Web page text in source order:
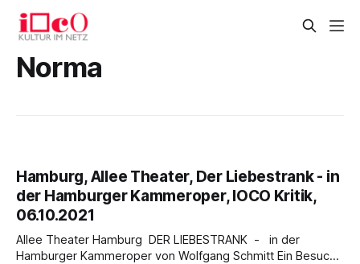
Norma
Hamburg, Allee Theater, Der Liebestrank - in
der Hamburger Kammeroper, IOCO Kritik,
06.10.2021
Allee Theater Hamburg DER LIEBESTRANK - in der
Hamburger Kammeroper von Wolfgang Schmitt Ein Besuch